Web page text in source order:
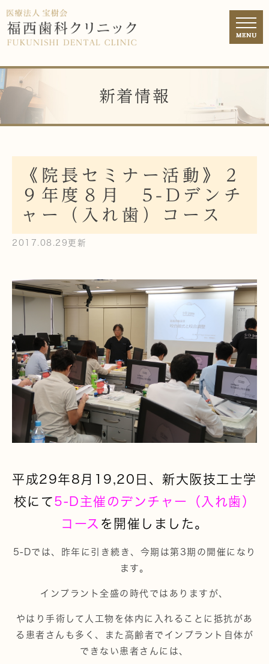
新着情報
《院長セミナー活動》２
９年度８月 5-Dデンチ
ャー（入れ歯）コース
2017.08.29更新
平成29年8月19,20日、新大阪技工士学
校にて5-D主催のデンチャー（入れ歯）
コース を開催しました。
5-Dでは、昨年に引き続き、今期は第3期の開催になり
ます。
インプラント全盛の時代ではありますが、
やはり手術して人工物を体内に入れることに抵抗があ
る患者さんも多く、また高齢者でインプラント自体が
できない患者さんには、